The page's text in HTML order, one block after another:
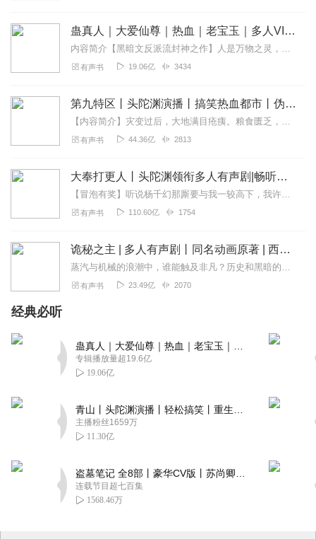
蛊真人｜大爱仙尊｜热血｜老宝玉｜多人VIP免费有声剧
内容简介【黑暗文反派流封神之作】人是万物之灵，蛊是天地真精。一个穿越者不断重生的故事。一个养蛊、炼蛊、用蛊的奇特世界。配音组（男角色）老宝玉旁白...
有声书 19.06亿 3434
第九特区丨头陀渊演播丨搞笑热血都市丨伪戒丨VIP免费多人有声剧
【内容简介】灾变过后，大地满目疮痍。粮食匮乏，资源紧俏，局势混乱……一位从待规划区杀出来的青年，背对着漫天黄沙，孤身来到九区谋生，却不曾想偶然结识三五好友，一念...
有声书 44.36亿 2813
大奉打更人丨头陀渊领衔多人有声剧|畅听全集|王鹤棣、田曦薇主演影视剧原著|卖报小郎君
【冒泡有奖】听说杨千幻那厮要与我一较高下，我许七安要开始装叉了！快进入声音播放页戳下方输入框，冒个泡偷偷告诉我，我要用哪些诗词才能胜过他？说得好的，有赏！202...
有声书 110.60亿 1754
诡秘之主 | 多人有声剧丨同名动画原著 | 西幻克苏鲁 | 乌贼作品
蒸汽与机械的浪潮中，谁能触及非凡？历史和黑暗的迷雾里，又是谁在耳语？我从诡秘中醒来，睁眼看见这个世界：枪械，大炮，巨舰，飞空艇，差分机；魔药，占卜，诅咒，倒吊人...
有声书 23.49亿 2070
经典必听
专辑播放量超19.6亿
19.06亿
主播粉丝1659万
11.30亿
连载节目超七百集
1568.46万